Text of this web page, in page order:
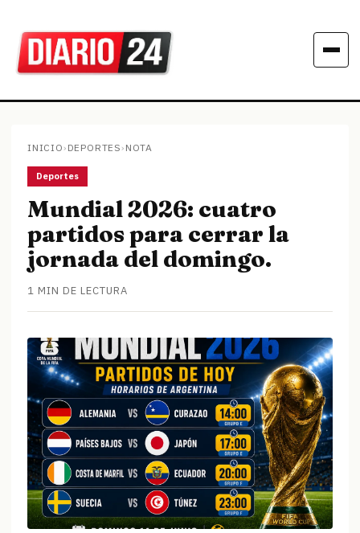
INICIO› DEPORTES› NOTA
Deportes
Mundial 2026: cuatro
partidos para cerrar la
jornada del domingo.
1 MIN DE LECTURA